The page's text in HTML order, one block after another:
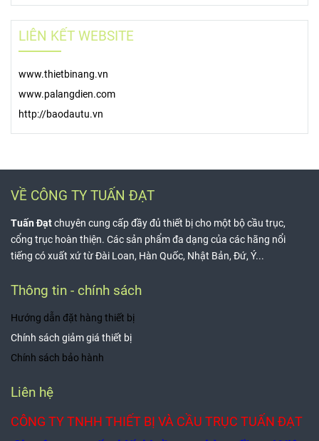
LIÊN KẾT WEBSITE
www.thietbinang.vn
www.palangdien.com
http://baodautu.vn
VỀ CÔNG TY TUẤN ĐẠT
Tuấn Đạtchuyên cung cấp đầy đủ thiết bị cho một bộ cầu trục,
cổng trục hoàn thiện. Các sản phẩm đa dạng của các hãng nổi
tiếng có xuất xứ từ Đài Loan, Hàn Quốc, Nhật Bản, Đứ, Ý...
Thông tin - chính sách
Hướng dẫn đặt hàng thiết bị
Chính sách giảm giá thiết bị
Chính sách bảo hành
Liên hệ
CÔNG TY TNHH THIẾT BỊ VÀ CẦU TRỤC TUẤN ĐẠT